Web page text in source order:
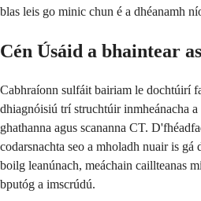
blas leis go minic chun é a dhéanamh
Cén Úsáid a bhaintear
Cabhraíonn sulfáit bairiam le dochtúirí
dhiagnóisiú trí struchtúir inmheánacha
ghathanna agus scananna CT.
codarsnachta seo a mholadh nuair is
boilg leanúnach, meáchain caillteanas
bputóg a imscrúdú.